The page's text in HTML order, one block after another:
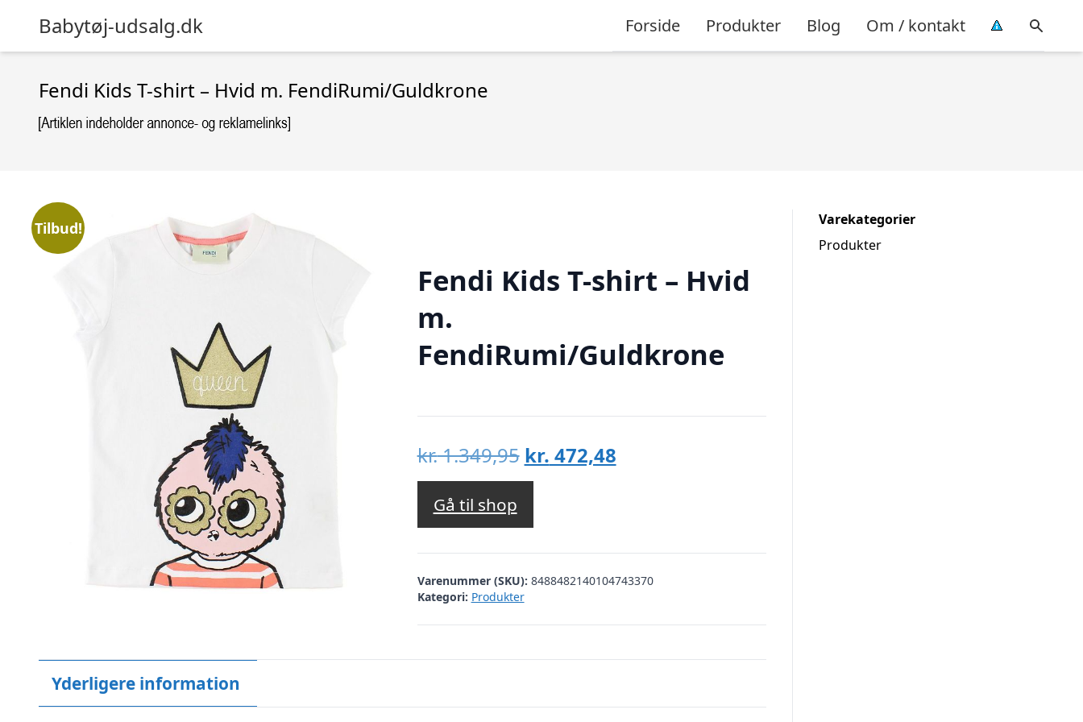
Babytøj-udsalg.dk Forside Produkter Blog Om / kontakt
Fendi Kids T-shirt – Hvid m. FendiRumi/Guldkrone
Tilbud!
Fendi Kids T-shirt – Hvid
m.
FendiRumi/Guldkrone
kr.1.349,95 Den
oprindelige
var:
kr. 1.349,95.
kr. 472,48Den
kr. 472,48.
Gå til shop
Varenummer (SKU): 8488482140104743370
Kategori: Produkter
Yderligere information
Varekategorier
Produkter